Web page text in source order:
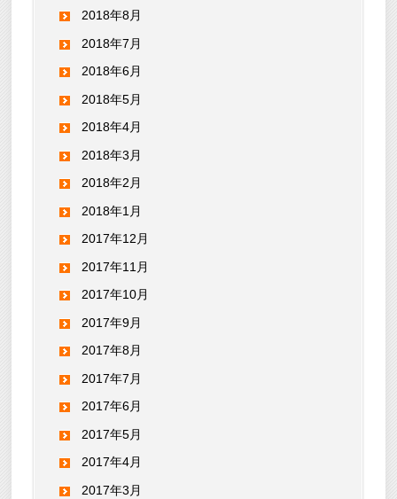
2018年8月
2018年7月
2018年6月
2018年5月
2018年4月
2018年3月
2018年2月
2018年1月
2017年12月
2017年11月
2017年10月
2017年9月
2017年8月
2017年7月
2017年6月
2017年5月
2017年4月
2017年3月